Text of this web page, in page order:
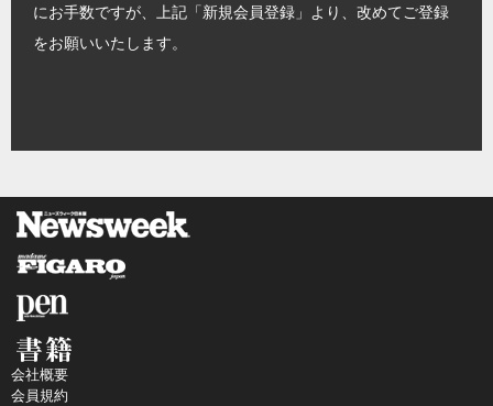
にお手数ですが、上記「新規会員登録」より、改めてご登録
をお願いいたします。
会社概要
会員規約